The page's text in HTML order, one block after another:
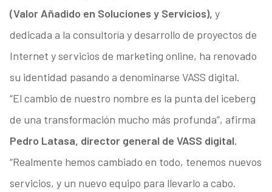
(Valor Añadido en Soluciones y Servicios), y
dedicada a la consultoría y desarrollo de proyectos de
Internet y servicios de marketing online, ha renovado
su identidad pasando a denominarse VASS digital.
“El cambio de nuestro nombre es la punta del iceberg
de una transformación mucho más profunda”, afirma
Pedro Latasa, director general de VASS digital.
“Realmente hemos cambiado en todo, tenemos nuevos
servicios, y un nuevo equipo para llevarlo a cabo.